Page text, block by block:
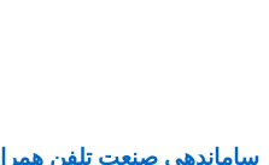
ساماندهی صنعت تلفن همراه در